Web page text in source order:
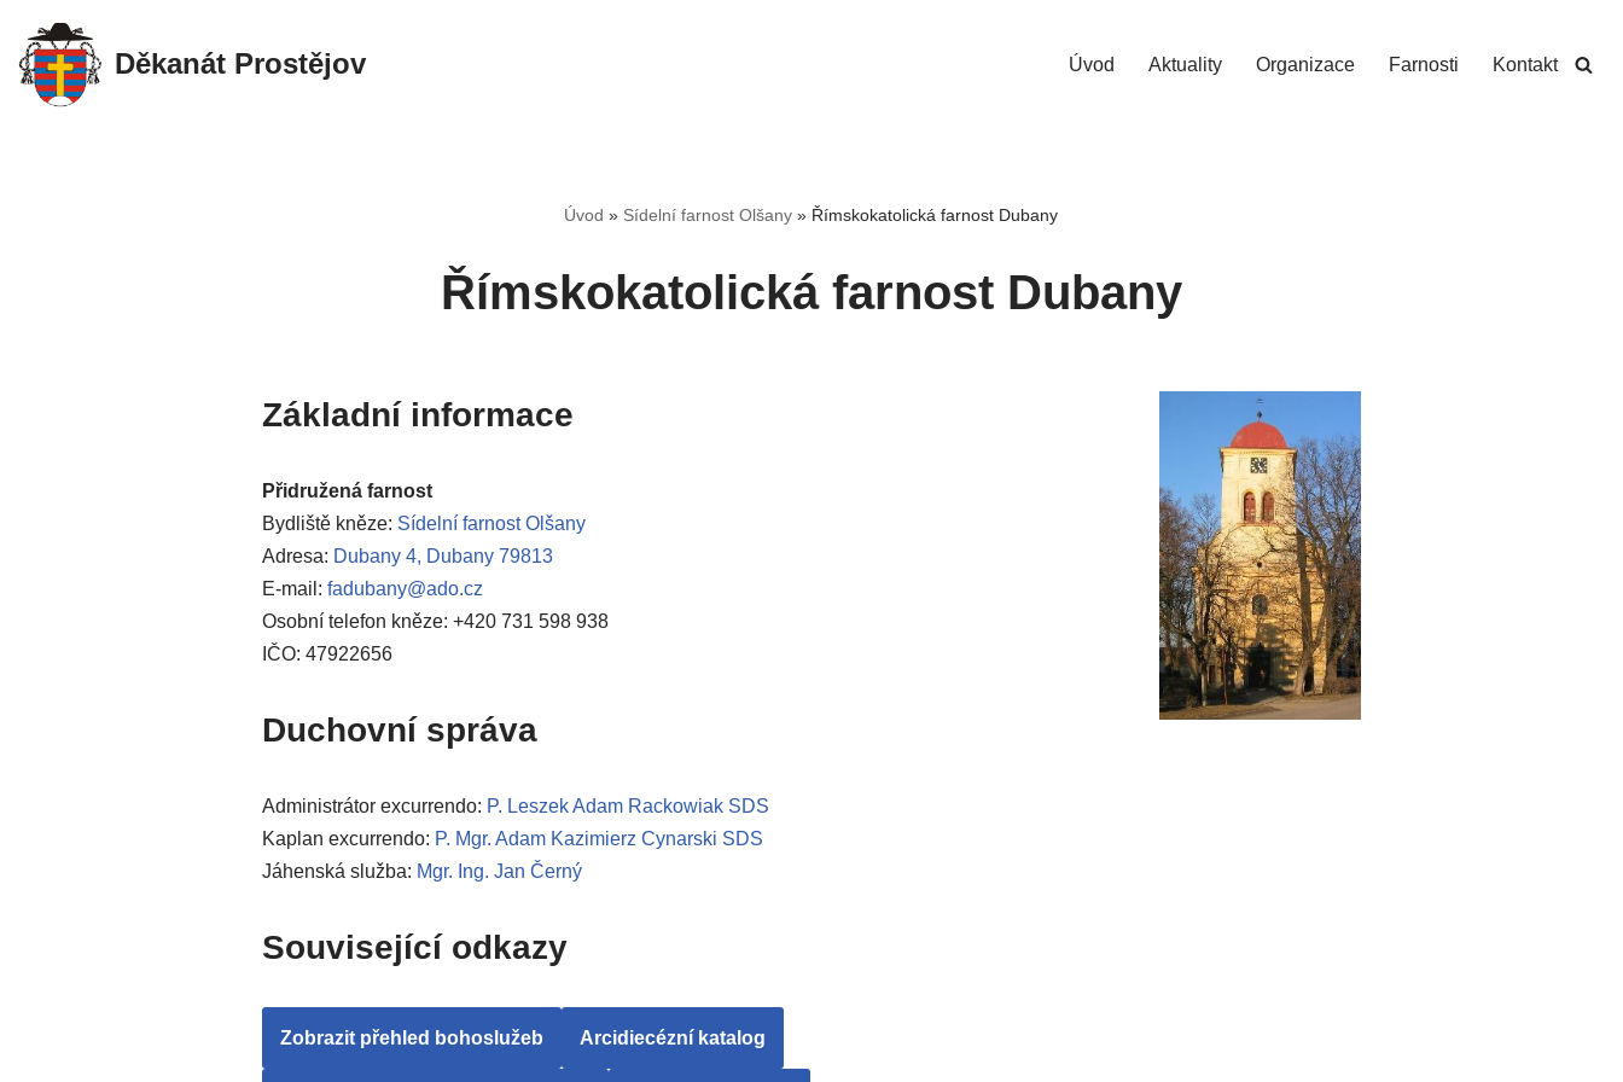
Přeskočit
na
Děkanát Prostějov Úvod Aktuality Organizace Farnosti Kontakt
Úvod » Sídelní farnost Olšany » Římskokatolická farnost Dubany
Římskokatolická farnost Dubany
Základní informace
Přidružená farnost
Bydliště kněze: Sídelní farnost Olšany
Adresa: Dubany 4, Dubany 79813
E-mail: fadubany@ado.cz
Osobní telefon kněze: +420 731 598 938
IČO: 47922656
Duchovní správa
Administrátor excurrendo: P. Leszek Adam Rackowiak SDS
Kaplan excurrendo: P. Mgr. Adam Kazimierz Cynarski SDS
Jáhenská služba: Mgr. Ing. Jan Černý
Související odkazy
Zobrazit přehled bohoslužeb Arcidiecézní katalog